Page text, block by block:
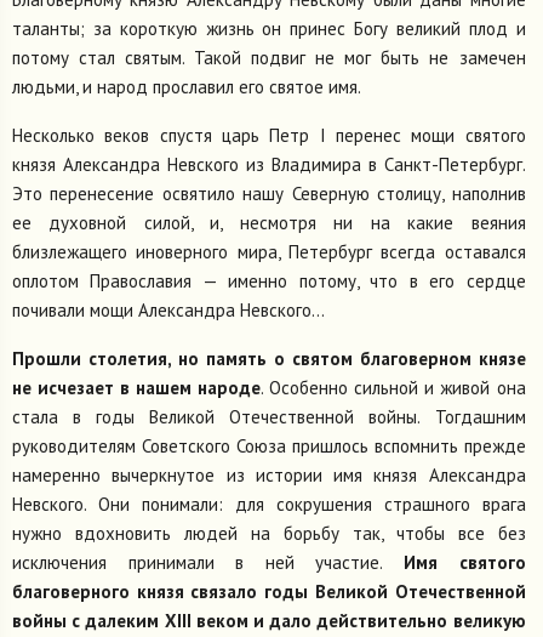
таланты; за короткую жизнь он принес Богу великий плод и
потому стал святым. Такой подвиг не мог быть не замечен
людьми, и народ прославил его святое имя.
Несколько веков спустя царь Петр I перенес мощи святого
князя Александра Невского из Владимира в Санкт-Петербург.
Это перенесение освятило нашу Северную столицу, наполнив
ее духовной силой, и, несмотря ни на какие веяния
близлежащего иноверного мира, Петербург всегда оставался
оплотом Православия — именно потому, что в его сердце
почивали мощи Александра Невского...
Прошли столетия, но память о святом благоверном князе
не исчезает в нашем народе. Особенно сильной и живой она
стала в годы Великой Отечественной войны. Тогдашним
руководителям Советского Союза пришлось вспомнить прежде
намеренно вычеркнутое из истории имя князя Александра
Невского. Они понимали: для сокрушения страшного врага
нужно вдохновить людей на борьбу так, чтобы все без
исключения принимали в ней участие. Имя святого
благоверного князя связало годы Великой Отечественной
войны с далеким XIII веком и дало действительно великую